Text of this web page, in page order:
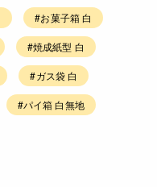
#お菓子箱 白
#焼成紙型 白
#ガス袋 白
#パイ箱 白無地